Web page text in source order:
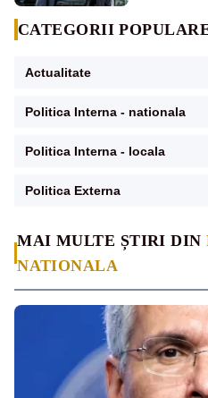
MAI MULTE ȘTIRI DIN
NATIONALA
CATEGORII
Actualitate
Politica Interna - nationala
Politica Interna - locala
Politica Externa